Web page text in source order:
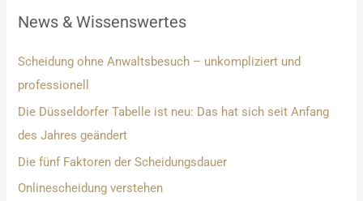
News & Wissenswertes
Scheidung ohne Anwaltsbesuch – unkompliziert und
professionell
Die Düsseldorfer Tabelle ist neu: Das hat sich seit Anfang
des Jahres geändert
Die fünf Faktoren der Scheidungsdauer
Onlinescheidung verstehen